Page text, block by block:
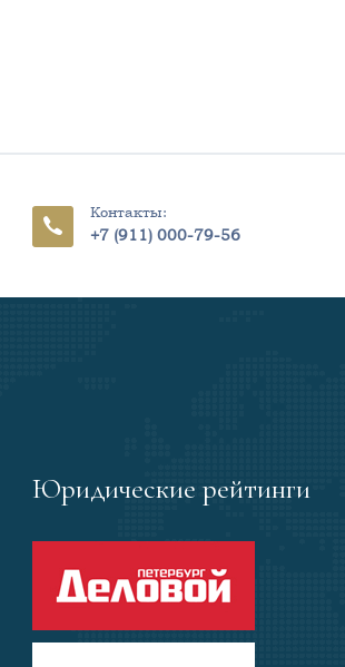
Контакты:
+7 (911) 000-79-56
Юридические рейтинги